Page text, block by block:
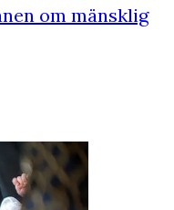
om mänsklig